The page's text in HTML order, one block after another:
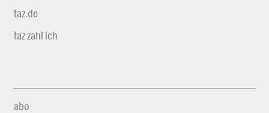
taz.de
taz zahl ich
abo